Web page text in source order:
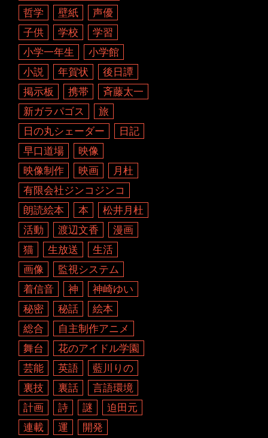
哲学
壁紙
声優
子供
学校
学習
小学一年生
小学館
小説
年賀状
後日譚
掲示板
携帯
斉藤太一
新ガラパゴス
旅
日の丸シェーダー
日記
早口道場
映像
映像制作
映画
月杜
有限会社ジンコジンコ
朗読絵本
本
松井月杜
活動
渡辺文香
漫画
猫
生放送
生活
画像
監視システム
着信音
神
神崎ゆい
秘密
秘話
絵本
総合
自主制作アニメ
舞台
花のアイドル学園
芸能
英語
藍川りの
裏技
裏話
言語環境
計画
詩 謎
迫田元
連載
運 開発